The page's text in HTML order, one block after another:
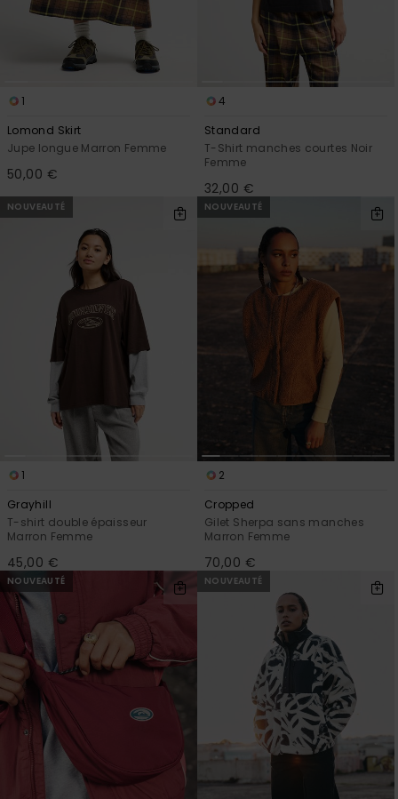
1
Lomond Skirt
Jupe longue Marron Femme
50,00 €
4
Standard
T-Shirt manches courtes Noir
Femme
32,00 €
NOUVEAUTÉ
1
Grayhill
T-shirt double épaisseur
Marron Femme
45,00 €
NOUVEAUTÉ
2
Cropped
Gilet Sherpa sans manches
Marron Femme
70,00 €
NOUVEAUTÉ NOUVEAUTÉ